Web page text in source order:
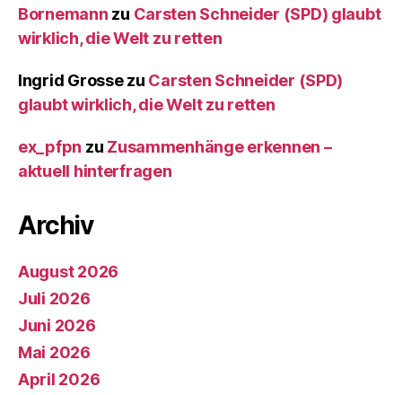
Bornemann zu Carsten Schneider (SPD) glaubt
wirklich, die Welt zu retten
Ingrid Grossezu Carsten Schneider (SPD)
glaubt wirklich, die Welt zu retten
ex_pfpn zu Zusammenhänge erkennen –
aktuell hinterfragen
Archiv
August 2026
Juli 2026
Juni 2026
Mai 2026
April 2026